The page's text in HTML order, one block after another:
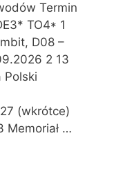
Termin
TO4* 1
D08 –
2 13
Polski
(wkrótce)
Memoriał …